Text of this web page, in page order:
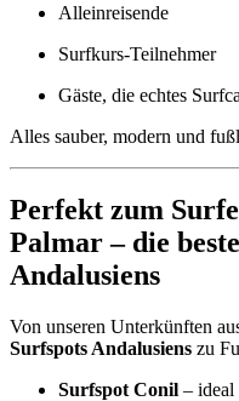
Alleinreisende
Surfkurs-Teilnehmer
Gäste, die echtes
Alles sauber, modern und
Perfekt zum
Palmar – die
Andalusiens
Von unseren Unterkünften
Surfspots Andalusiens zu
Surfspot Conil – ideal